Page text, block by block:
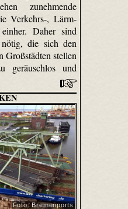
zunehmende
Verkehrs-, Lärm-
Daher sind
nötig, die sich den
Großstädten stellen
geräuschlos und
Foto: Bremenports